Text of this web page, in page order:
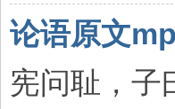
论语原文
宪问耻，子